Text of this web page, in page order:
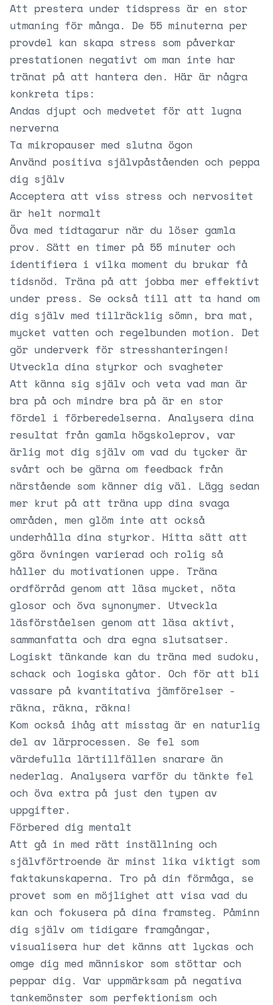
Att prestera under tidspress är en stor
utmaning för många. De 55 minuterna per
provdel kan skapa stress som påverkar
prestationen negativt om man inte har
tränat på att hantera den. Här är några
konkreta tips:
Andas djupt och medvetet för att lugna
nerverna
Ta mikropauser med slutna ögon
Använd positiva självpåståenden och peppa
dig själv
Acceptera att viss stress och nervositet
är helt normalt
Öva med tidtagarur när du löser gamla
prov. Sätt en timer på 55 minuter och
identifiera i vilka moment du brukar få
tidsnöd. Träna på att jobba mer effektivt
under press. Se också till att ta hand om
dig själv med tillräcklig sömn, bra mat,
mycket vatten och regelbunden motion. Det
gör underverk för stresshanteringen!
Utveckla dina styrkor och svagheter
Att känna sig själv och veta vad man är
bra på och mindre bra på är en stor
fördel i förberedelserna. Analysera dina
resultat från gamla högskoleprov, var
ärlig mot dig själv om vad du tycker är
svårt och be gärna om feedback från
närstående som känner dig väl. Lägg sedan
mer krut på att träna upp dina svaga
områden, men glöm inte att också
underhålla dina styrkor. Hitta sätt att
göra övningen varierad och rolig så
håller du motivationen uppe. Träna
ordförråd genom att läsa mycket, nöta
glosor och öva synonymer. Utveckla
läsförståelsen genom att läsa aktivt,
sammanfatta och dra egna slutsatser.
Logiskt tänkande kan du träna med sudoku,
schack och logiska gåtor. Och för att bli
vassare på kvantitativa jämförelser -
räkna, räkna, räkna!
Kom också ihåg att misstag är en naturlig
del av lärprocessen. Se fel som
värdefulla lärtillfällen snarare än
nederlag. Analysera varför du tänkte fel
och öva extra på just den typen av
uppgifter.
Förbered dig mentalt
Att gå in med rätt inställning och
självförtroende är minst lika viktigt som
faktakunskaperna. Tro på din förmåga, se
provet som en möjlighet att visa vad du
kan och fokusera på dina framsteg. Påminn
dig själv om tidigare framgångar,
visualisera hur det känns att lyckas och
omge dig med människor som stöttar och
peppar dig. Var uppmärksam på negativa
tankemönster som perfektionism och